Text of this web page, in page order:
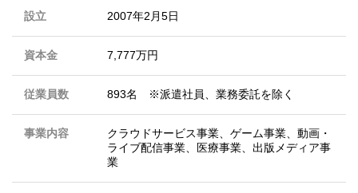
設立 2007年2月5日
資本金 7,777万円
従業員数 893名 ※派遣社員、業務委託を除く
事業内容
クラウドサービス事業、ゲーム事業、動画・
ライブ配信事業、医療事業、出版メディア事
業